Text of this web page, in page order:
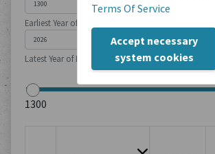
Terms Of Service
Accept necessary
system cookies
Earliest Year of Publication
Latest Year of Publication